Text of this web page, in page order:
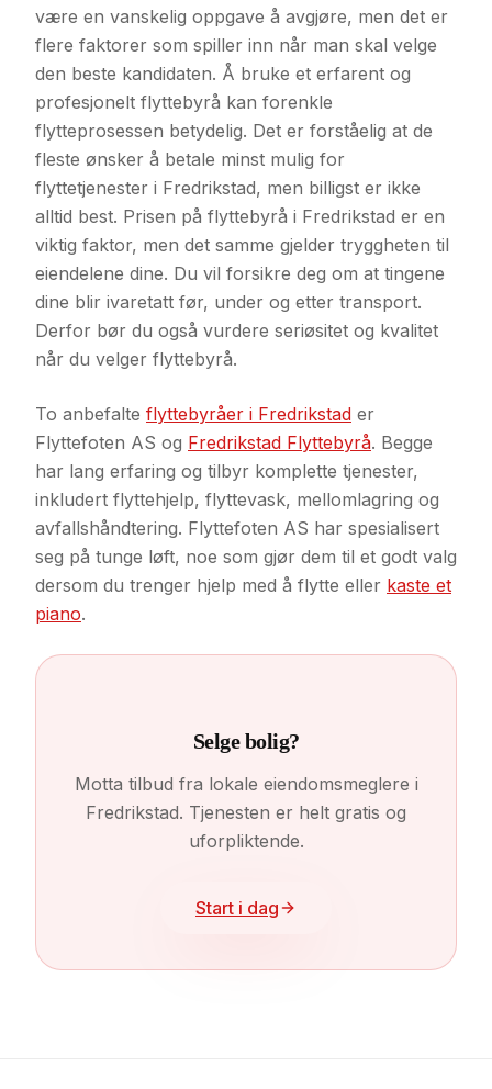
være en vanskelig oppgave å avgjøre, men det er
flere faktorer som spiller inn når man skal velge
den beste kandidaten. Å bruke et erfarent og
profesjonelt flyttebyrå kan forenkle
flytteprosessen betydelig. Det er forståelig at de
fleste ønsker å betale minst mulig for
flyttetjenester i Fredrikstad, men billigst er ikke
alltid best. Prisen på flyttebyrå i Fredrikstad er en
viktig faktor, men det samme gjelder tryggheten til
eiendelene dine. Du vil forsikre deg om at tingene
dine blir ivaretatt før, under og etter transport.
Derfor bør du også vurdere seriøsitet og kvalitet
når du velger flyttebyrå.
To anbefalte flyttebyråer i Fredrikstad er
Flyttefoten AS og Fredrikstad Flyttebyrå. Begge
har lang erfaring og tilbyr komplette tjenester,
inkludert flyttehjelp, flyttevask, mellomlagring og
avfallshåndtering. Flyttefoten AS har spesialisert
seg på tunge løft, noe som gjør dem til et godt valg
dersom du trenger hjelp med å flytte eller kaste et
piano.
Selge bolig?
Motta tilbud fra lokale eiendomsmeglere i
Fredrikstad. Tjenesten er helt gratis og
uforpliktende.
Start i dag